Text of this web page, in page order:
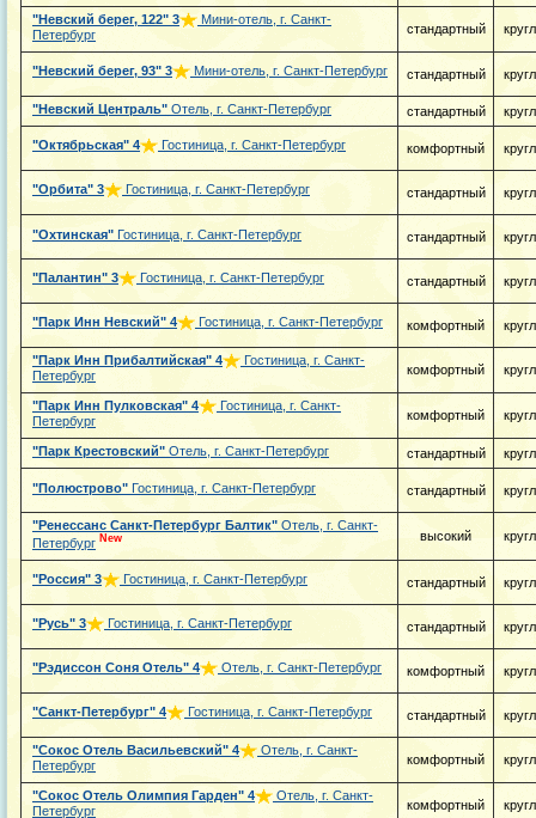
"Невский берег, 122" 3
Мини-отель, г. Санкт-
Петербург
стандартный
"Невский берег, 93" 3 Мини-отель, г. Санкт-Петербург стандартный
"Невский Централь" Отель, г. Санкт-Петербург стандартный
"Октябрьская" 4 Гостиница, г. Санкт-Петербург комфортный
"Орбита" 3 Гостиница, г. Санкт-Петербург стандартный
"Охтинская" Гостиница, г. Санкт-Петербург стандартный
"Палантин" 3 Гостиница, г. Санкт-Петербург стандартный
"Парк Инн Невский" 4 Гостиница, г. Санкт-Петербург комфортный
"Парк Инн Прибалтийская" 4
Гостиница, г. Санкт-
Петербург
комфортный
"Парк Инн Пулковская" 4
Гостиница, г. Санкт-
Петербург
комфортный
"Парк Крестовский" Отель, г. Санкт-Петербург стандартный
"Полюстрово" Гостиница, г. Санкт-Петербург стандартный
"Ренессанс Санкт-Петербург Балтик" Отель, г. Санкт-
Петербург New высокий
"Россия" 3 Гостиница, г. Санкт-Петербург стандартный
"Русь" 3 Гостиница, г. Санкт-Петербург стандартный
"Рэдиссон Соня Отель" 4 Отель, г. Санкт-Петербург комфортный
"Санкт-Петербург" 4 Гостиница, г. Санкт-Петербург стандартный
"Сокос Отель Васильевский" 4
Отель, г. Санкт-
Петербург
комфортный
"Сокос Отель Олимпия Гарден" 4
Отель, г. Санкт-
Петербург
комфортный